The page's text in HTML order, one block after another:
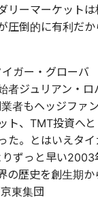
リーマーケットは
圧倒的に有利だか
ガー・グローバ
者ジュリアン・ロ
者もヘッジファ
ト、TMT投資へと
た。とはいえタイ
ずっと早い2003
の歴史を創生期か
東集団